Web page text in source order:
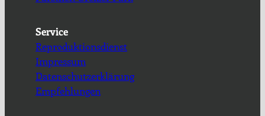
Service
Reproduktionsdienst
Impressum
Datenschutzerklärung
Empfehlungen